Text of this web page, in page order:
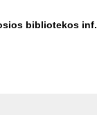
bibliotekos inf.